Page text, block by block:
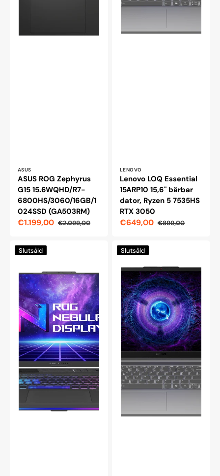
Leverantör:
ASUS
ASUS ROG Zephyrus
G15 15.6WQHD/R7-
6800HS/3060/16GB/1
024SSD (GA503RM)
Reapris
€1.199,00
Ordinarie
€2.099,00
Leverantör:
LENOVO
Lenovo LOQ Essential
15ARP10 15,6" bärbar
dator, Ryzen 5 7535HS
RTX 3050
Reapris
€649,00
Ordinarie
€899,00
Asus
ROG
G16
16"
spelbärbar
dator,
Ryzen
9955HX
RTX
5070Ti
Slutsåld
Lenovo
LOQ
bärbar
dator
Intel
Core
i5-
12450HX
RTX
3050
83LK00B3MX
Slutsåld